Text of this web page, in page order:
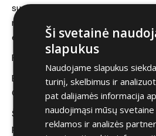
sumą automobiliui, vienas kitas
neturėtų gąsdinti. Tokios sistemos
eurų.
Paskutinis etapas: 1 lygis
Būtina viena iš pateiktų sistemų:
Optimum; Shrelog Light.
Šios saugumo sistemos jau tikrai
paploninsite savo piniginę. Tačiau,
Ši svetainė
slapukus
Naudojame slapukus
turinį, skelbimus ir
pat dalijamės informacija
naudojimąsi mūsų
reklamos ir analizės